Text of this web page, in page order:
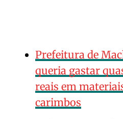
Prefeitura de
queria gastar
reais em
carimbos